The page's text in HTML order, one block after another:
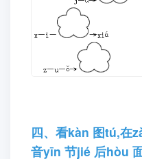
三、我wǒ 会huì
yi 填tián。(6分)